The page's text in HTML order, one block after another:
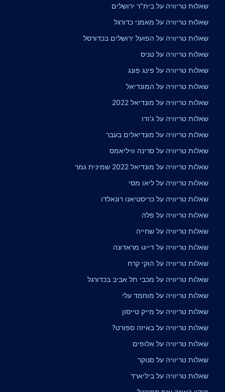
שאלות טריוויה על בית"ר ירושלים
שאלות טריוויה על מאמני כדורגל
שאלות טריוויה על הפועל ירושלים בכדורסל
שאלות טריוויה על טניס
שאלות טריוויה על פינג פונג
שאלות טריוויה על המונדיאל
שאלות טריוויה על מונדיאל 2022
שאלות טריוויה על ג'ודו
שאלות טריוויה על מונדיאלים בעבר
שאלות טריוויה על סרינה וויליאמס
שאלות טריוויה על מונדיאל 2022 שמינית גמר
שאלות טריוויה על ליאו מסי
שאלות טריוויה על כריסטיאנו רונאלדו
שאלות טריוויה על פלה
שאלות טריוויה על שחייה
שאלות טריוויה על דייגו מראדונה
שאלות טריוויה על הוקי קרח
שאלות טריוויה על מכבי תל אביב בכדורגל
שאלות טריוויה על מוחמד עלי
שאלות טריוויה על מייק טייסון
שאלות טריוויה על באיזה ספורט?
שאלות טריוויה על אלופים
שאלות טריוויה על סנוקר
שאלות טריוויה על ביליארד